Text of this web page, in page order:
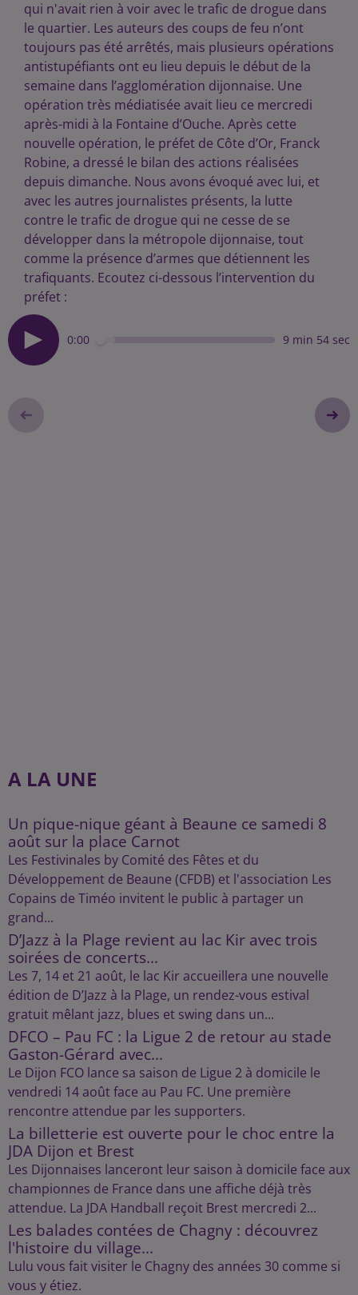
qui n'avait rien à voir avec le trafic de drogue dans
le quartier. Les auteurs des coups de feu n’ont
toujours pas été arrêtés, mais plusieurs opérations
antistupéfiants ont eu lieu depuis le début de la
semaine dans l’agglomération dijonnaise. Une
opération très médiatisée avait lieu ce mercredi
après-midi à la Fontaine d’Ouche. Après cette
nouvelle opération, le préfet de Côte d’Or, Franck
Robine, a dressé le bilan des actions réalisées
depuis dimanche. Nous avons évoqué avec lui, et
avec les autres journalistes présents, la lutte
contre le trafic de drogue qui ne cesse de se
développer dans la métropole dijonnaise, tout
comme la présence d’armes que détiennent les
trafiquants. Ecoutez ci-dessous l’intervention du
préfet :
0:00 9 min 54 sec
A LA UNE
Un pique-nique géant à Beaune ce samedi 8
août sur la place Carnot
Les Festivinales by Comité des Fêtes et du
Développement de Beaune (CFDB) et l'association Les
Copains de Timéo invitent le public à partager un
grand...
D’Jazz à la Plage revient au lac Kir avec trois
soirées de concerts...
Les 7, 14 et 21 août, le lac Kir accueillera une nouvelle
édition de D’Jazz à la Plage, un rendez-vous estival
gratuit mêlant jazz, blues et swing dans un...
DFCO – Pau FC : la Ligue 2 de retour au stade
Gaston-Gérard avec...
Le Dijon FCO lance sa saison de Ligue 2 à domicile le
vendredi 14 août face au Pau FC. Une première
rencontre attendue par les supporters.
La billetterie est ouverte pour le choc entre la
JDA Dijon et Brest
Les Dijonnaises lanceront leur saison à domicile face aux
championnes de France dans une affiche déjà très
attendue. La JDA Handball reçoit Brest mercredi 2...
Les balades contées de Chagny : découvrez
l'histoire du village...
Lulu vous fait visiter le Chagny des années 30 comme si
vous y étiez.